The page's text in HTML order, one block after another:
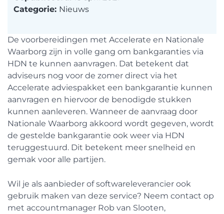
Categorie: Nieuws
De voorbereidingen met Accelerate en Nationale
Waarborg zijn in volle gang om bankgaranties via
HDN te kunnen aanvragen. Dat betekent dat
adviseurs nog voor de zomer direct via het
Accelerate adviespakket een bankgarantie kunnen
aanvragen en hiervoor de benodigde stukken
kunnen aanleveren. Wanneer de aanvraag door
Nationale Waarborg akkoord wordt gegeven, wordt
de gestelde bankgarantie ook weer via HDN
teruggestuurd. Dit betekent meer snelheid en
gemak voor alle partijen.
Wil je als aanbieder of softwareleverancier ook
gebruik maken van deze service? Neem contact op
met accountmanager Rob van Slooten,